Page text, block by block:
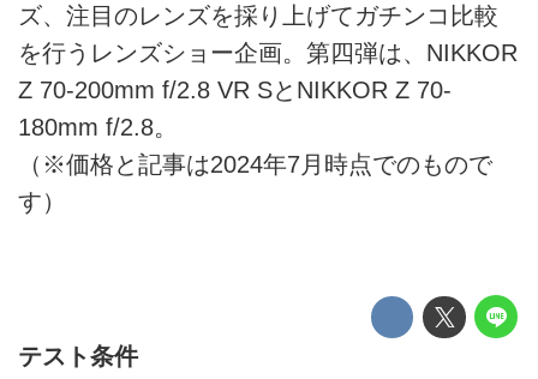
ズ、注目のレンズを採り上げてガチンコ比較
を行うレンズショー企画。第四弾は、NIKKOR
Z 70-200mm f/2.8 VR SとNIKKOR Z 70-
180mm f/2.8。
（※価格と記事は2024年7月時点でのもので
す）
テスト条件